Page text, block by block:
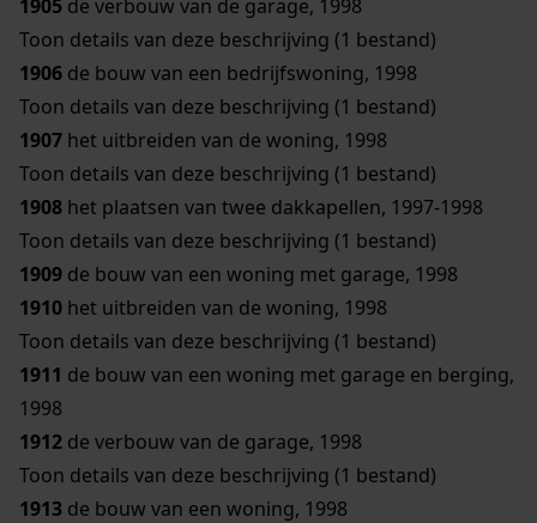
1905 de verbouw van de garage, 1998
Toon details van deze beschrijving (1 bestand)
1906 de bouw van een bedrijfswoning, 1998
Toon details van deze beschrijving (1 bestand)
1907 het uitbreiden van de woning, 1998
Toon details van deze beschrijving (1 bestand)
1908 het plaatsen van twee dakkapellen, 1997-1998
Toon details van deze beschrijving (1 bestand)
1909 de bouw van een woning met garage, 1998
1910 het uitbreiden van de woning, 1998
Toon details van deze beschrijving (1 bestand)
1911 de bouw van een woning met garage en berging,
1998
1912 de verbouw van de garage, 1998
Toon details van deze beschrijving (1 bestand)
1913 de bouw van een woning, 1998